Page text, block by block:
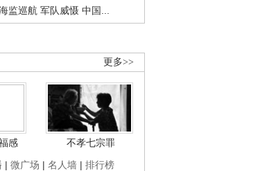
监巡航 军队威慑 中国...
更多>>
感
不孝七宗罪
| 微广场 | 名人墙 | 排行榜